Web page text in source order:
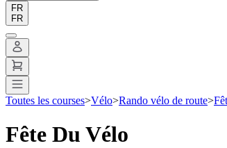
FR
FR
Toutes les courses>Vélo>Rando vélo de route>
Fête Du Vélo